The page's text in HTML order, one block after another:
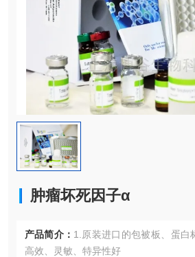
肿瘤坏死因子α
产品简介： 1.原装进口的包被板、蛋白
高效、灵敏、特异性好